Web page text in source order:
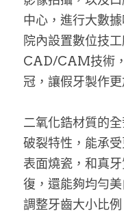
中心，進行大數
院內設置數位技
CAD/CAM技術
冠，讓假牙製作
二氧化鋯材質的
破裂特性，能承
表面燒瓷，和真
復，還能夠均勻
調整牙齒大小比